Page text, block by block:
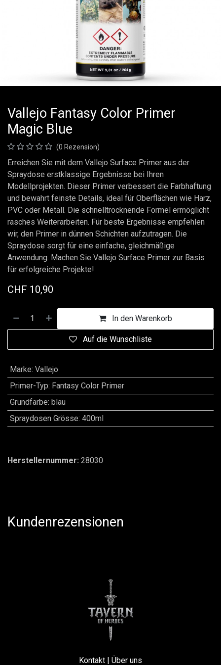
Vallejo Fantasy Color Primer
Magic Blue
(0 Rezension)
Erreichen Sie mit dem Vallejo Surface Primer aus der
Spraydose erstklassige Ergebnisse bei Ihren
Modellprojekten. Dieser Primer verbessert die Farbhaftung
und bewahrt feinste Details, ideal für Oberflächen wie Harz,
PVC oder Metall. Die schnelltrocknende Formel ermöglicht
rasches Weiterarbeiten. Für beste Ergebnisse empfehlen
wir, den Primer in dünnen Schichten aufzutragen. Die
Spraydose sorgt für eine einfache, gleichmäßige
Anwendung. Machen Sie Vallejo Surface Primer zur Basis
für erfolgreiche Projekte!
CHF 10,90
In den Warenkorb
Auf die Wunschliste
Marke: Vallejo
Primer-Typ: Fantasy Color Primer
Grundfarbe: blau
Spraydosen Grösse: 400ml
Herstellernummer: 28030
Kundenrezensionen
Kontakt Über uns